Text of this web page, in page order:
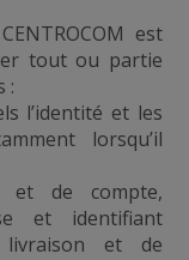
est
tout ou partie
:
l’identité et les
lorsqu’il
et de compte,
et identifiant
livraison et de